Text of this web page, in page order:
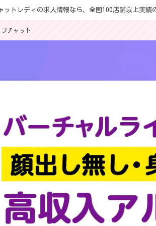
ットレディの求人情報なら、全国100店舗以上実績
チャット